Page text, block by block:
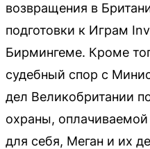
возвращения в
подготовки к Играм
Бирмингеме. Кроме
судебный спор с
дел Великобритании
охраны,
для себя, Меган и их